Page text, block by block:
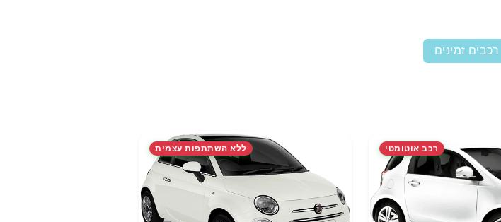
רכבים זמינים
רכב אוטומטי ללא השתתפות עצמית